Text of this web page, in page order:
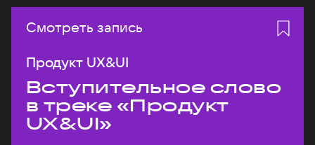
Смотреть запись
Продукт UX&UI
Вступительное слово
в треке «Продукт
UX&UI»